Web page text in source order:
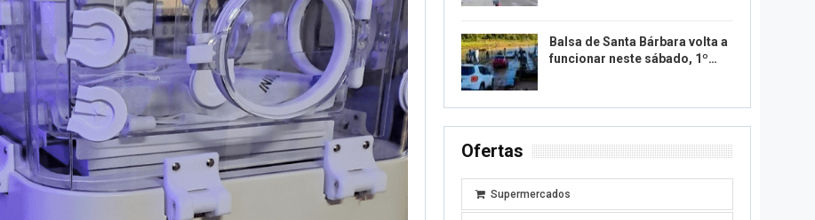
Balsa de Santa Bárbara volta a
funcionar neste sábado, 1º…
Ofertas
Supermercados